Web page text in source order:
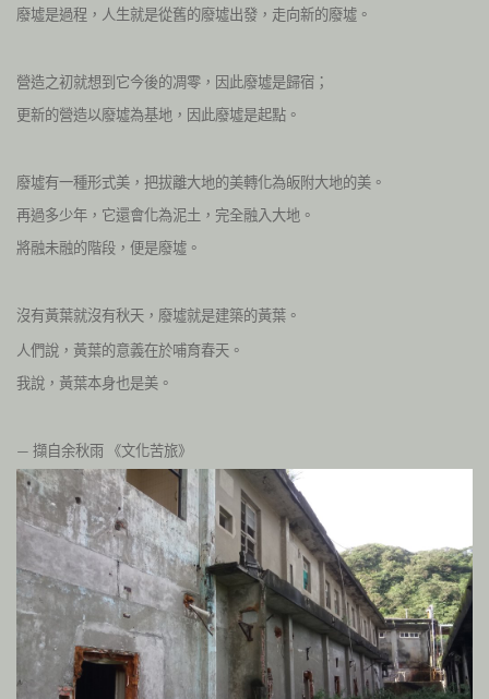
廢墟是過程，人生就是從舊的廢墟出發，走向新的廢墟。
營造之初就想到它今後的凋零，因此廢墟是歸宿；
更新的營造以廢墟為基地，因此廢墟是起點。
廢墟有一種形式美，把拔離大地的美轉化為皈附大地的美。
再過多少年，它還會化為泥土，完全融入大地。
將融未融的階段，便是廢墟。
沒有黃葉就沒有秋天，廢墟就是建築的黃葉。
人們說，黃葉的意義在於哺育春天。
我說，黃葉本身也是美。
— 擷自余秋雨 《文化苦旅》